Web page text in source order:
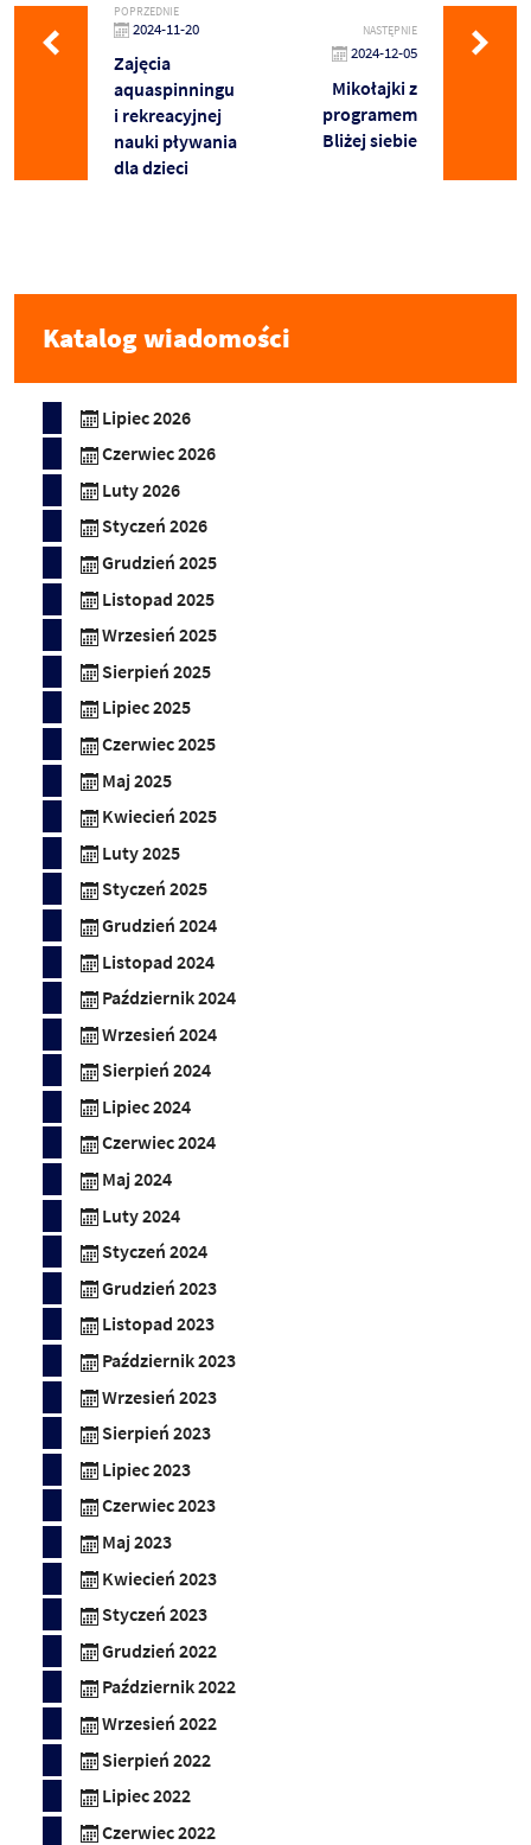
POPRZEDNIE
2024-11-20
Zajęcia
aquaspinningu
i rekreacyjnej
nauki pływania
dla dzieci
NASTĘPNIE
2024-12-05
Mikołajki z
programem
Bliżej siebie
Katalog wiadomości
Lipiec 2026
Czerwiec 2026
Luty 2026
Styczeń 2026
Grudzień 2025
Listopad 2025
Wrzesień 2025
Sierpień 2025
Lipiec 2025
Czerwiec 2025
Maj 2025
Kwiecień 2025
Luty 2025
Styczeń 2025
Grudzień 2024
Listopad 2024
Październik 2024
Wrzesień 2024
Sierpień 2024
Lipiec 2024
Czerwiec 2024
Maj 2024
Luty 2024
Styczeń 2024
Grudzień 2023
Listopad 2023
Październik 2023
Wrzesień 2023
Sierpień 2023
Lipiec 2023
Czerwiec 2023
Maj 2023
Kwiecień 2023
Styczeń 2023
Grudzień 2022
Październik 2022
Wrzesień 2022
Sierpień 2022
Lipiec 2022
Czerwiec 2022